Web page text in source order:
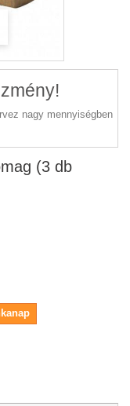
nagy mennyiségben
(3 db